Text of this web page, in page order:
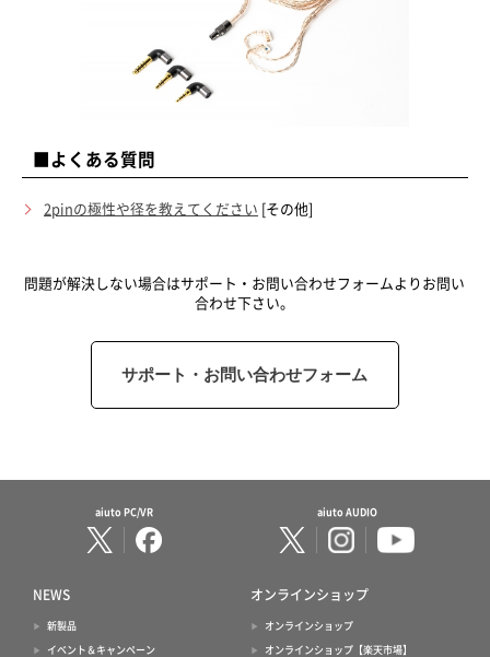
■よくある質問
2pinの極性や径を教えてください [その他]
問題が解決しない場合はサポート・お問い合わせフォームよりお問い
合わせ下さい。
サポート・お問い合わせフォーム
aiuto PC/VR aiuto AUDIO
NEWS
新製品
イベント＆キャンペーン
オンラインショップ
オンラインショップ
オンラインショップ【楽天市場】